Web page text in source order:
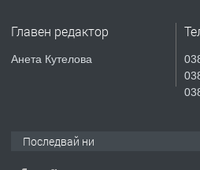
Главен редактор
Анета Кутелова
Последвай ни